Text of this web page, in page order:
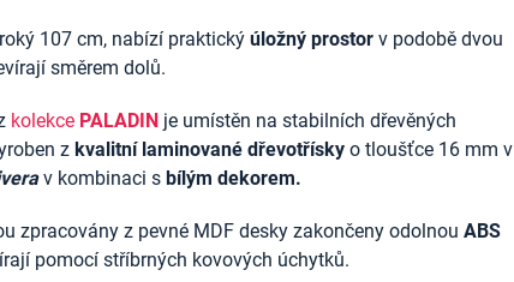
107 cm, nabízí praktický úložný prostor v podobě dvou
směrem dolů.
kolekce PALADIN je umístěn na stabilních dřevěných
z kvalitní laminované dřevotřísky o tloušťce 16 mm v
v kombinaci s bílým dekorem.
zpracovány z pevné MDF desky zakončeny odolnou ABS
pomocí stříbrných kovových úchytků.